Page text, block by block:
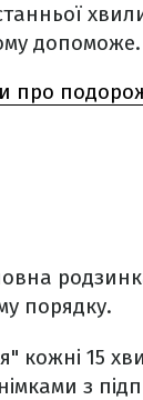
допоможе.
порядку.
кожні 15
з